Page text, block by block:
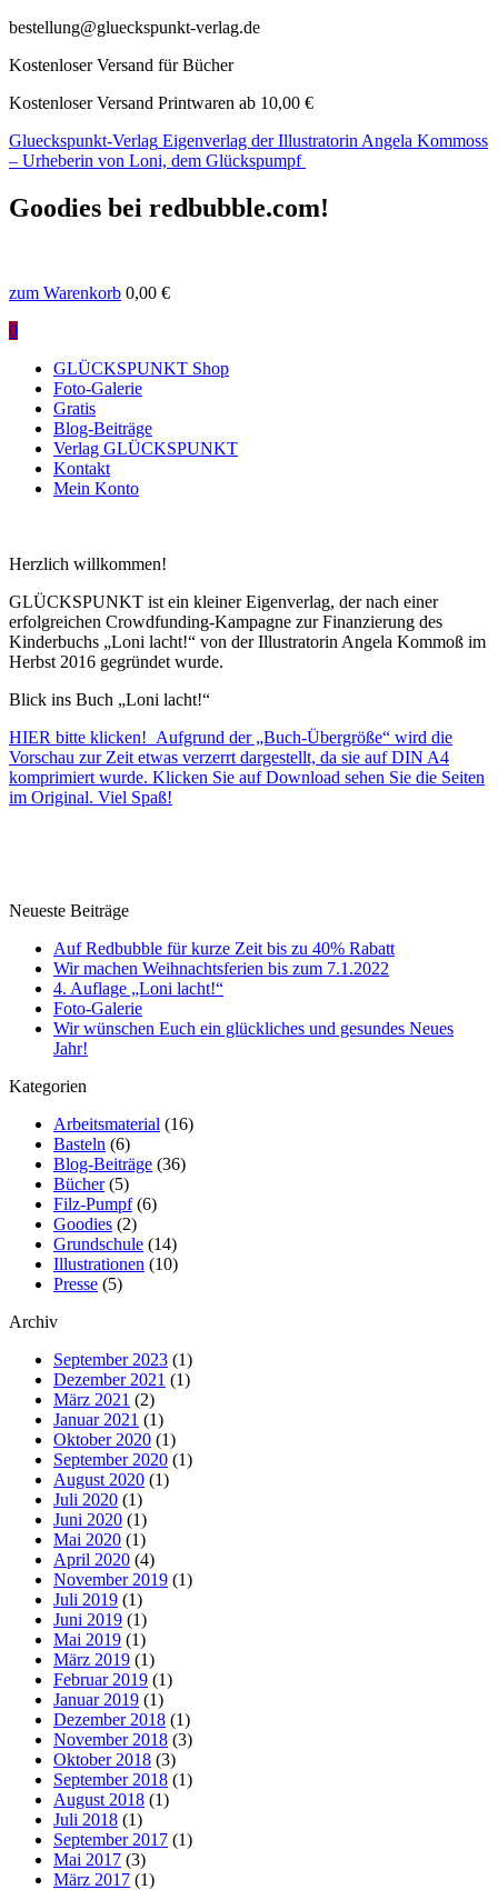
bestellung@glueckspunkt-verlag.de
Kostenloser Versand für Bücher
Kostenloser Versand Printwaren ab 10,00 €
Glueckspunkt-Verlag Eigenverlag der Illustratorin Angela Kommoss
– Urheberin von Loni, dem Glückspumpf
Goodies bei redbubble.com!
zum Warenkorb 0,00 €
0
GLÜCKSPUNKT Shop
Foto-Galerie
Gratis
Blog-Beiträge
Verlag GLÜCKSPUNKT
Kontakt
Mein Konto
Herzlich willkommen!
GLÜCKSPUNKT ist ein kleiner Eigenverlag, der nach einer
erfolgreichen Crowdfunding-Kampagne zur Finanzierung des
Kinderbuchs „Loni lacht!“ von der Illustratorin Angela Kommoß im
Herbst 2016 gegründet wurde.
Blick ins Buch „Loni lacht!“
HIER bitte klicken! Aufgrund der „Buch-Übergröße“ wird die
Vorschau zur Zeit etwas verzerrt dargestellt, da sie auf DIN A4
komprimiert wurde. Klicken Sie auf Download sehen Sie die Seiten
im Original. Viel Spaß!
Neueste Beiträge
Auf Redbubble für kurze Zeit bis zu 40% Rabatt
Wir machen Weihnachtsferien bis zum 7.1.2022
4. Auflage „Loni lacht!“
Foto-Galerie
Wir wünschen Euch ein glückliches und gesundes Neues
Jahr!
Kategorien
Arbeitsmaterial (16)
Basteln (6)
Blog-Beiträge (36)
Bücher(5)
Filz-Pumpf(6)
Goodies (2)
Grundschule (14)
Illustrationen (10)
Presse (5)
Archiv
September 2023 (1)
Dezember 2021 (1)
März 2021 (2)
Januar 2021 (1)
Oktober 2020 (1)
September 2020 (1)
August 2020 (1)
Juli 2020 (1)
Juni 2020 (1)
Mai 2020 (1)
April 2020 (4)
November 2019 (1)
Juli 2019 (1)
Juni 2019 (1)
Mai 2019 (1)
März 2019 (1)
Februar 2019 (1)
Januar 2019 (1)
Dezember 2018 (1)
November 2018 (3)
Oktober 2018 (3)
September 2018 (1)
August 2018 (1)
Juli 2018 (1)
September 2017 (1)
Mai 2017 (3)
März 2017 (1)